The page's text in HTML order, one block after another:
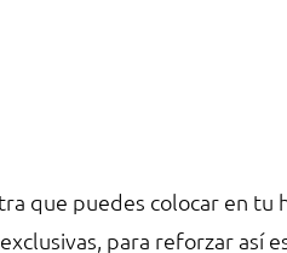
que puedes colocar en
para reforzar así